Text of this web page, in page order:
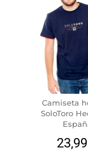
Camiseta
SoloToro
23,99